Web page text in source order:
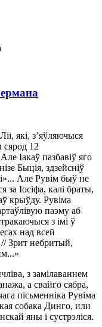
які, з’яўляючыся
12
Іакаў пазбавіў яго
Быція, здзейсніў
Але Рувім быў не
за Іосіфа, калі браты,
крыўду. Рувіма
паэму аб
з імі ў
над всей
Зрит небритый,
з замілаваннем
а свайго сябра,
пісьменніка Рувіма
собака Динго, или
яны і сустрэліся.